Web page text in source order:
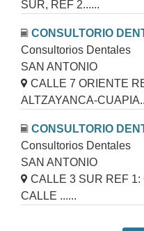
SUR, REF 2......
CONSULTORIO
Consultorios Dentales
SAN ANTONIO
CALLE 7 ORIENTE
ALTZAYANCA-
CONSULTORIO
Consultorios Dentales
SAN ANTONIO
CALLE 3 SUR REF
CALLE ......